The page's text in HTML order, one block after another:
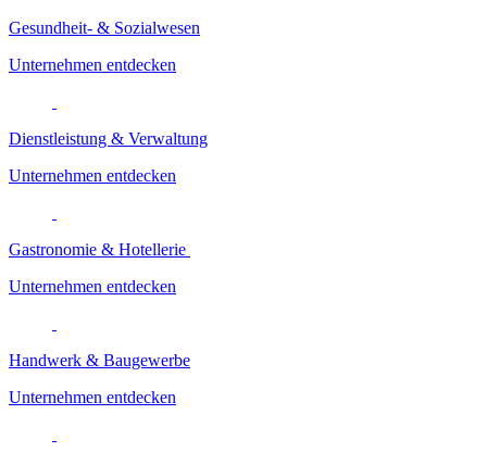
Gesundheit- & Sozialwesen
Unternehmen entdecken
Dienstleistung & Verwaltung
Unternehmen entdecken
Gastronomie & Hotellerie
Unternehmen entdecken
Handwerk & Baugewerbe
Unternehmen entdecken